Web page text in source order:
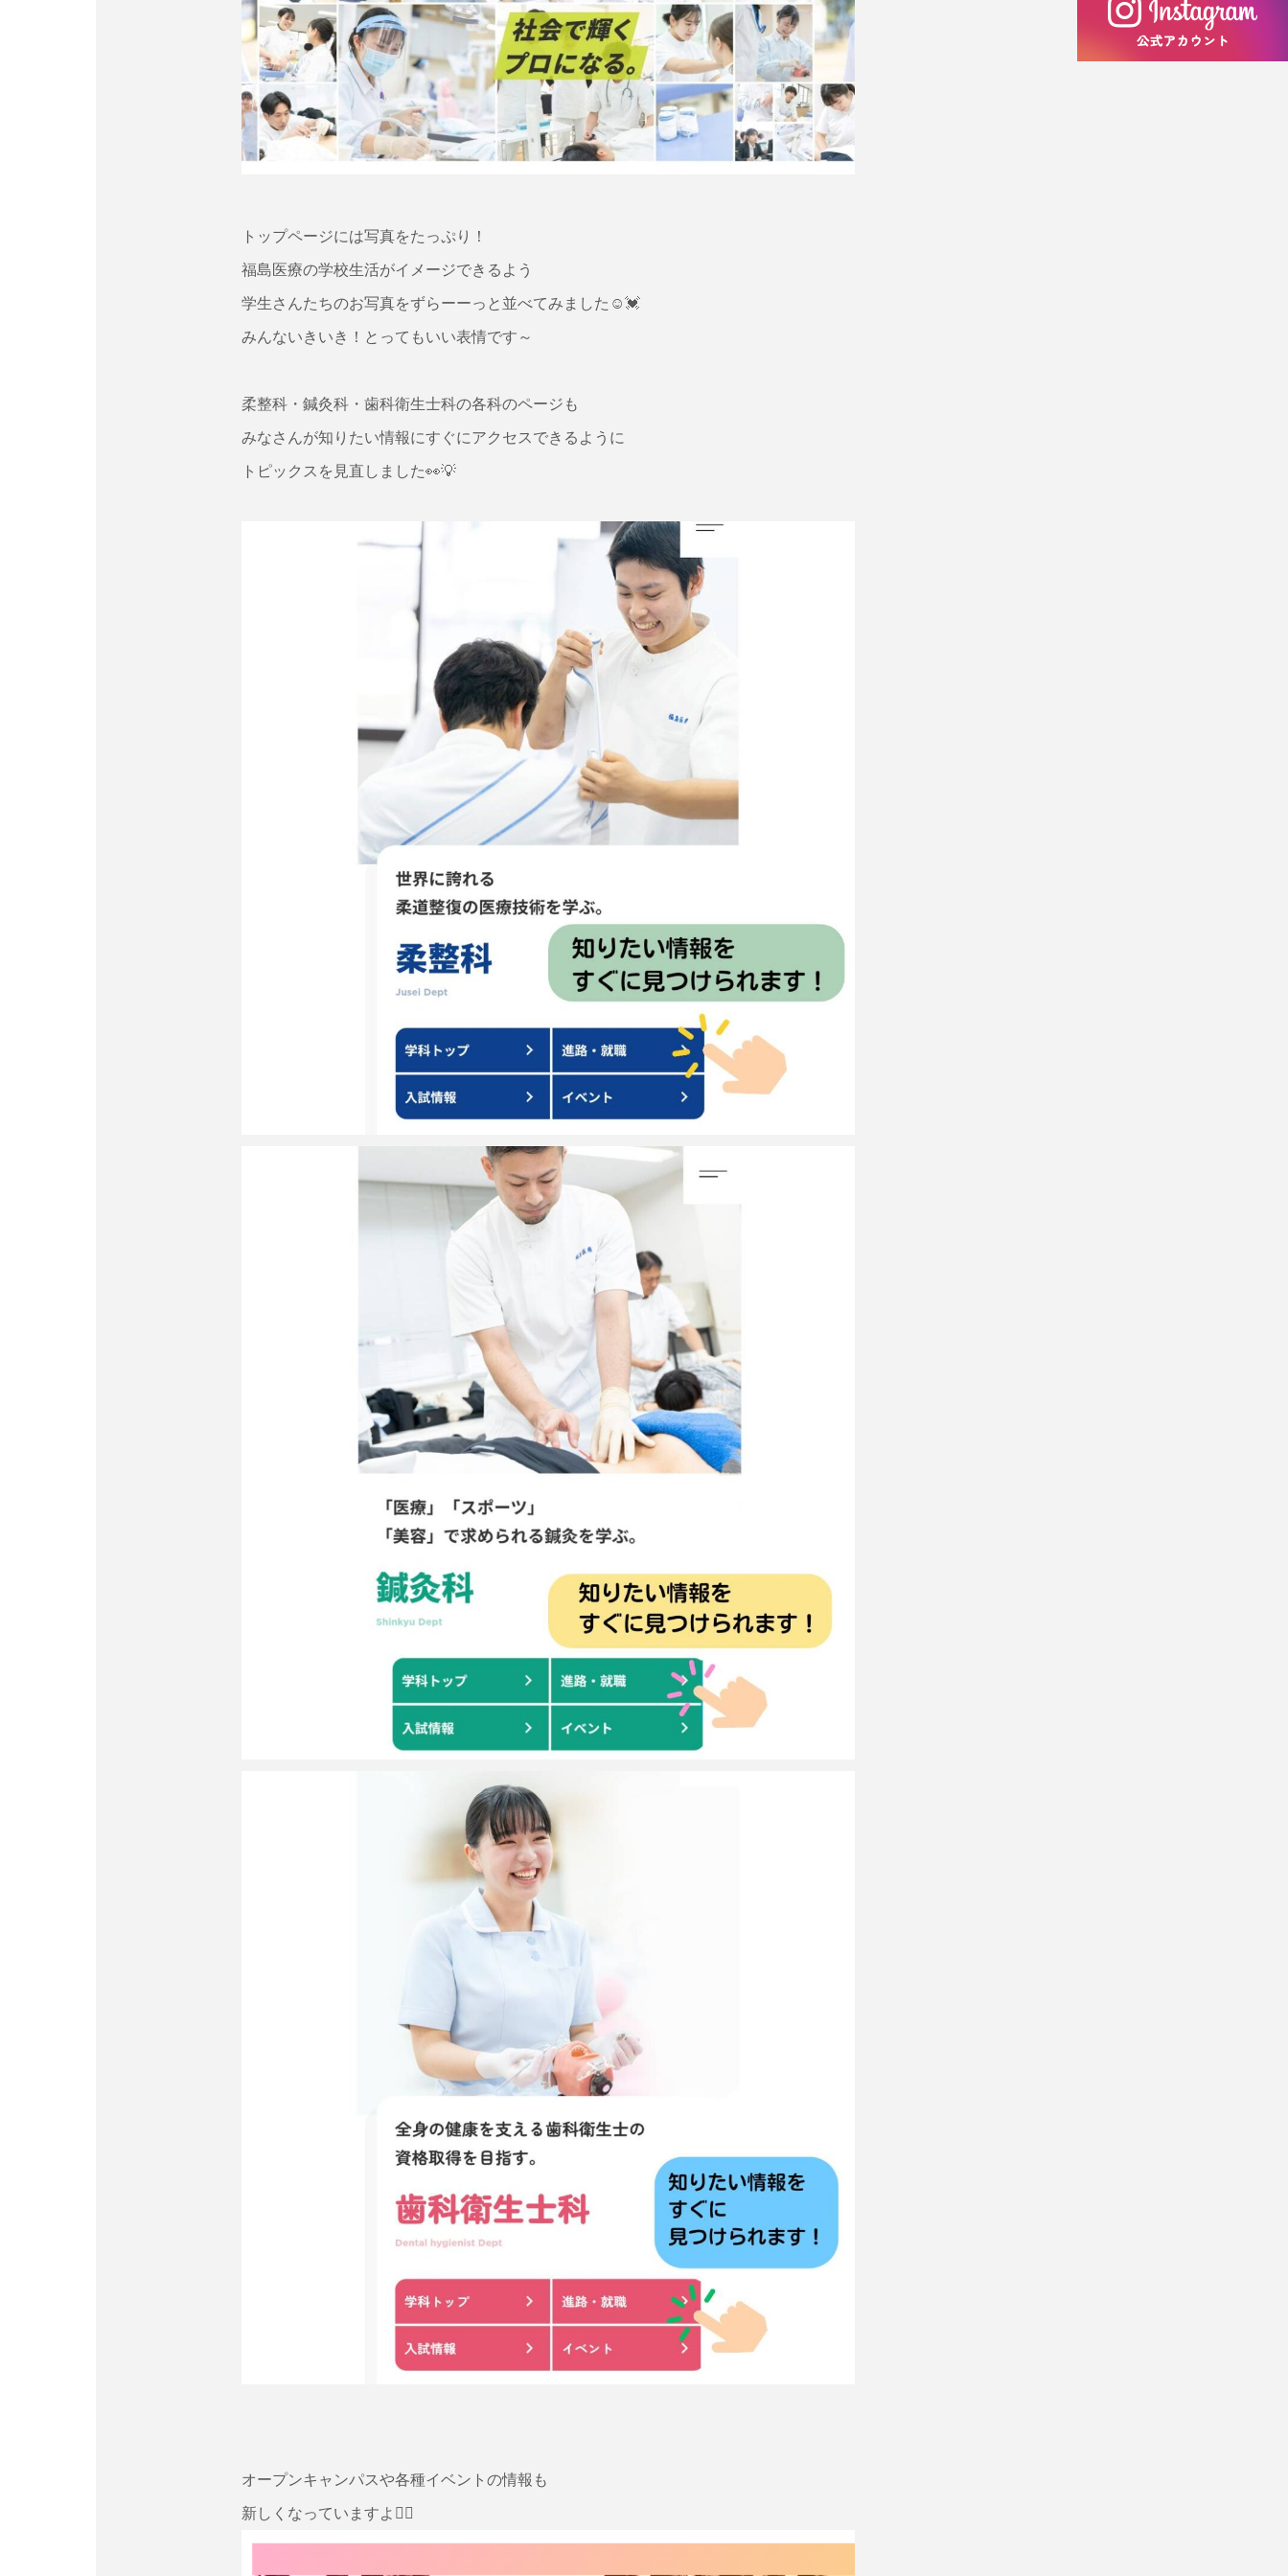
トップページには写真をたっぷり！
福島医療の学校生活がイメージできるよう
学生さんたちのお写真をずらーーっと並べてみました☺️💓
みんないきいき！とってもいい表情です～
柔整科・鍼灸科・歯科衛生士科の各科のページも
みなさんが知りたい情報にすぐにアクセスできるように
トピックスを見直しました👀💡
オープンキャンパスや各種イベントの情報も
新しくなっていますよ👌🏻